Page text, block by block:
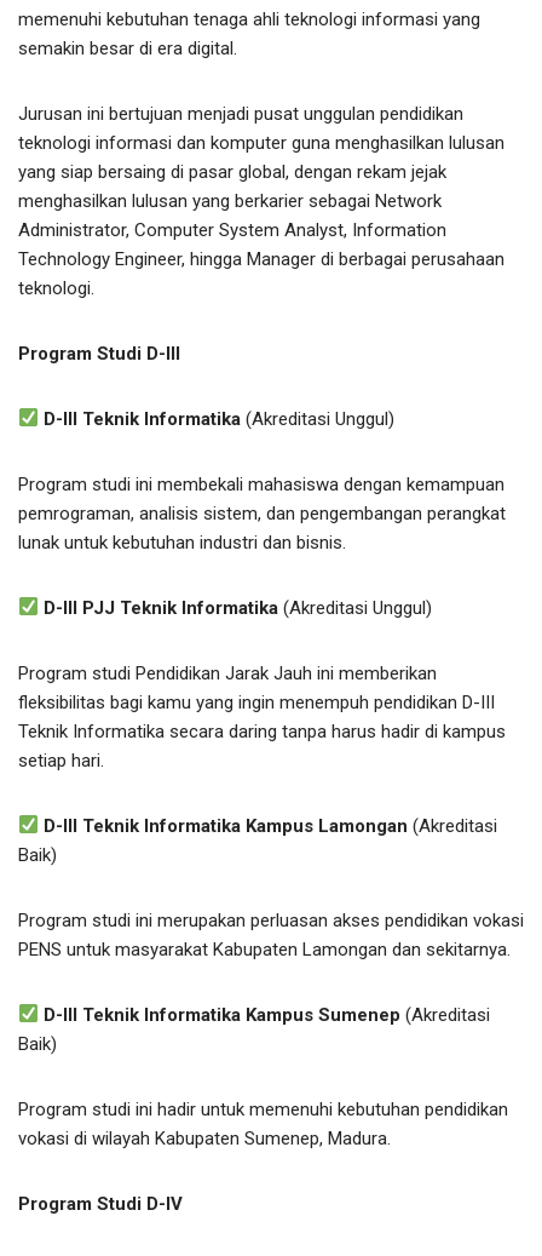
memenuhi kebutuhan tenaga ahli teknologi informasi yang
semakin besar di era digital.
Jurusan ini bertujuan menjadi pusat unggulan pendidikan
teknologi informasi dan komputer guna menghasilkan lulusan
yang siap bersaing di pasar global, dengan rekam jejak
menghasilkan lulusan yang berkarier sebagai Network
Administrator, Computer System Analyst, Information
Technology Engineer, hingga Manager di berbagai perusahaan
teknologi.
Program Studi D-III
D-III Teknik Informatika (Akreditasi Unggul)
Program studi ini membekali mahasiswa dengan kemampuan
pemrograman, analisis sistem, dan pengembangan perangkat
lunak untuk kebutuhan industri dan bisnis.
D-III PJJ Teknik Informatika (Akreditasi Unggul)
Program studi Pendidikan Jarak Jauh ini memberikan
fleksibilitas bagi kamu yang ingin menempuh pendidikan D-III
Teknik Informatika secara daring tanpa harus hadir di kampus
setiap hari.
D-III Teknik Informatika Kampus Lamongan (Akreditasi
Baik)
Program studi ini merupakan perluasan akses pendidikan vokasi
PENS untuk masyarakat Kabupaten Lamongan dan sekitarnya.
D-III Teknik Informatika Kampus Sumenep (Akreditasi
Baik)
Program studi ini hadir untuk memenuhi kebutuhan pendidikan
vokasi di wilayah Kabupaten Sumenep, Madura.
Program Studi D-IV